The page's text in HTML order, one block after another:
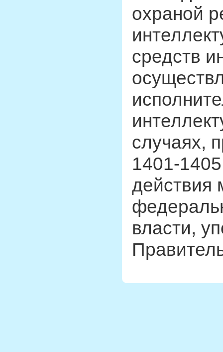
охраной
средств
случаях,
1401-
действия
власти,